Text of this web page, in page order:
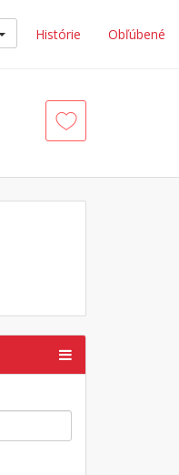
Histórie Obľúbené